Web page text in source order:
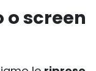
o screen